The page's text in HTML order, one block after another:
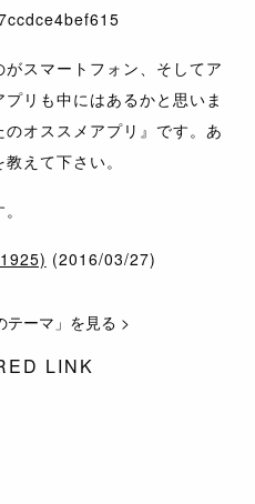
スマートフォン、そしてア
リも中にはあるかと思いま
のオススメアプリ 』です。あ
えて下さい。
(2016/03/27)
テーマ」を見る >
LINK